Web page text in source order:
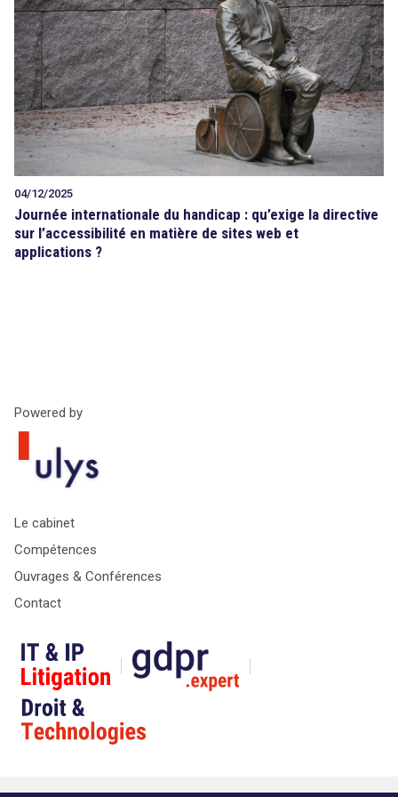
Tout sur le droit de l'innovation
Rechercher
CONTACT
04/12/2025
Journée internationale du handicap : qu’exige la directive
sur l’accessibilité en matière de sites web et
applications ?
search
Powered by
Le cabinet
Compétences
Ouvrages & Conférences
Contact